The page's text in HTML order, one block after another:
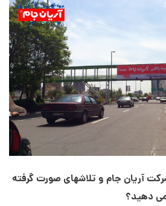
آریان جام و تلاشهای صورت گرفته
دهید؟